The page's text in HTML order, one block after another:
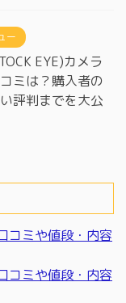
ー
EYE)カメラ
ミは？購入者の
評判までを大公
コミや値段・内容
コミや値段・内容